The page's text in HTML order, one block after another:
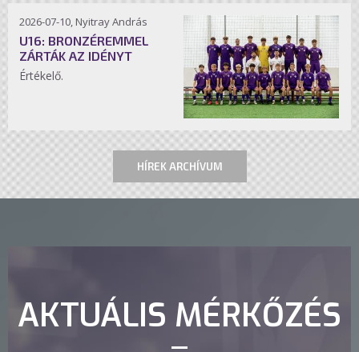
2026-07-10, Nyitray András
U16: BRONZÉREMMEL
ZÁRTÁK AZ IDÉNYT
Értékelő.
HÍREK ARCHÍVUM
AKTUÁLIS MÉRKŐZÉS